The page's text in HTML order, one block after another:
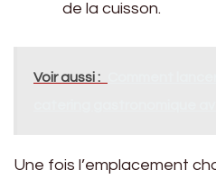
de la cuisson.
Voir aussi :
Une fois l’emplacement